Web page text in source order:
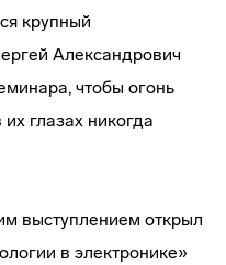
крупный
Александрович
, чтобы огонь
глазах никогда
выступлением открыл
в электронике»